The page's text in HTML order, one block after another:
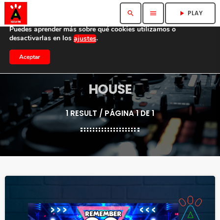
search menu play_arrow PLAY
HOUSE
1 RESULT / PÁGINA 1 DE 1
Utilizamos cookies para ofrecerte la mejor experiencia en
nuestra web.
Puedes aprender más sobre qué cookies utilizamos o
desactivarlas en los ajustes.
Aceptar